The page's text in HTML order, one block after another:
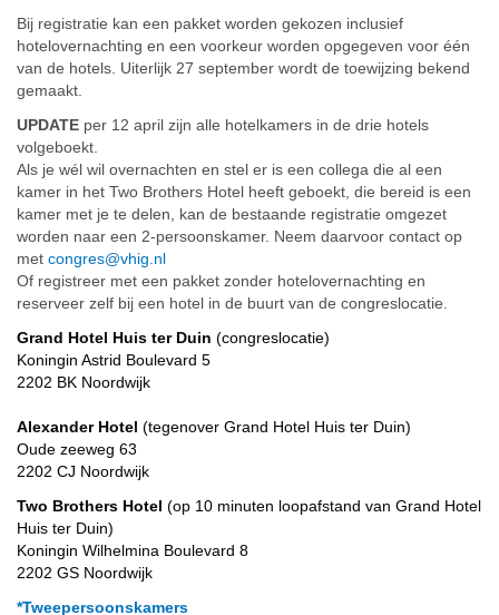
Bij registratie kan een pakket worden gekozen inclusief
hotelovernachting en een voorkeur worden opgegeven voor één
van de hotels. Uiterlijk 27 september wordt de toewijzing bekend
gemaakt.
UPDATE per 12 april zijn alle hotelkamers in de drie hotels
volgeboekt.
Als je wél wil overnachten en stel er is een collega die al een
kamer in het Two Brothers Hotel heeft geboekt, die bereid is een
kamer met je te delen, kan de bestaande registratie omgezet
worden naar een 2-persoonskamer. Neem daarvoor contact op
met congres@vhig.nl
Of registreer met een pakket zonder hotelovernachting en
reserveer zelf bij een hotel in de buurt van de congreslocatie.
Grand Hotel Huis ter Duin (congreslocatie)
Koningin Astrid Boulevard 5
2202 BK Noordwijk
Alexander Hotel (tegenover Grand Hotel Huis ter Duin)
Oude zeeweg 63
2202 CJ Noordwijk
Two Brothers Hotel (op 10 minuten loopafstand van Grand Hotel
Huis ter Duin)
Koningin Wilhelmina Boulevard 8
2202 GS Noordwijk
*Tweepersoonskamers